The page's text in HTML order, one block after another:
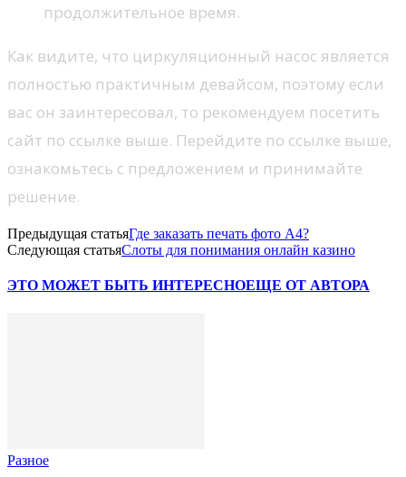
продолжительное время.
Как видите, что циркуляционный насос является
полностью практичным девайсом, поэтому если
вас он заинтересовал, то рекомендуем посетить
сайт по ссылке выше. Перейдите по ссылке выше,
ознакомьтесь с предложением и принимайте
решение.
Предыдущая статьяГде заказать печать фото А4?
Следующая статьяСлоты для понимания онлайн казино
ЭТО МОЖЕТ БЫТЬ ИНТЕРЕСНОЕЩЕ ОТ АВТОРА
Разное